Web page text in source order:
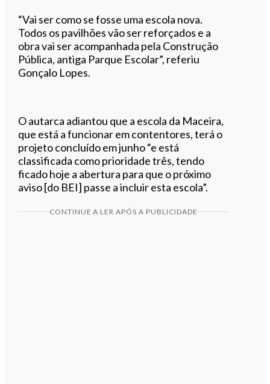
“Vai ser como se fosse uma escola nova.
Todos os pavilhões vão ser reforçados e a
obra vai ser acompanhada pela Construção
Pública, antiga Parque Escolar”, referiu
Gonçalo Lopes.
O autarca adiantou que a escola da Maceira,
que está a funcionar em contentores, terá o
projeto concluído em junho “e está
classificada como prioridade três, tendo
ficado hoje a abertura para que o próximo
aviso [do BEI] passe a incluir esta escola”.
CONTINUE A LER APÓS A PUBLICIDADE